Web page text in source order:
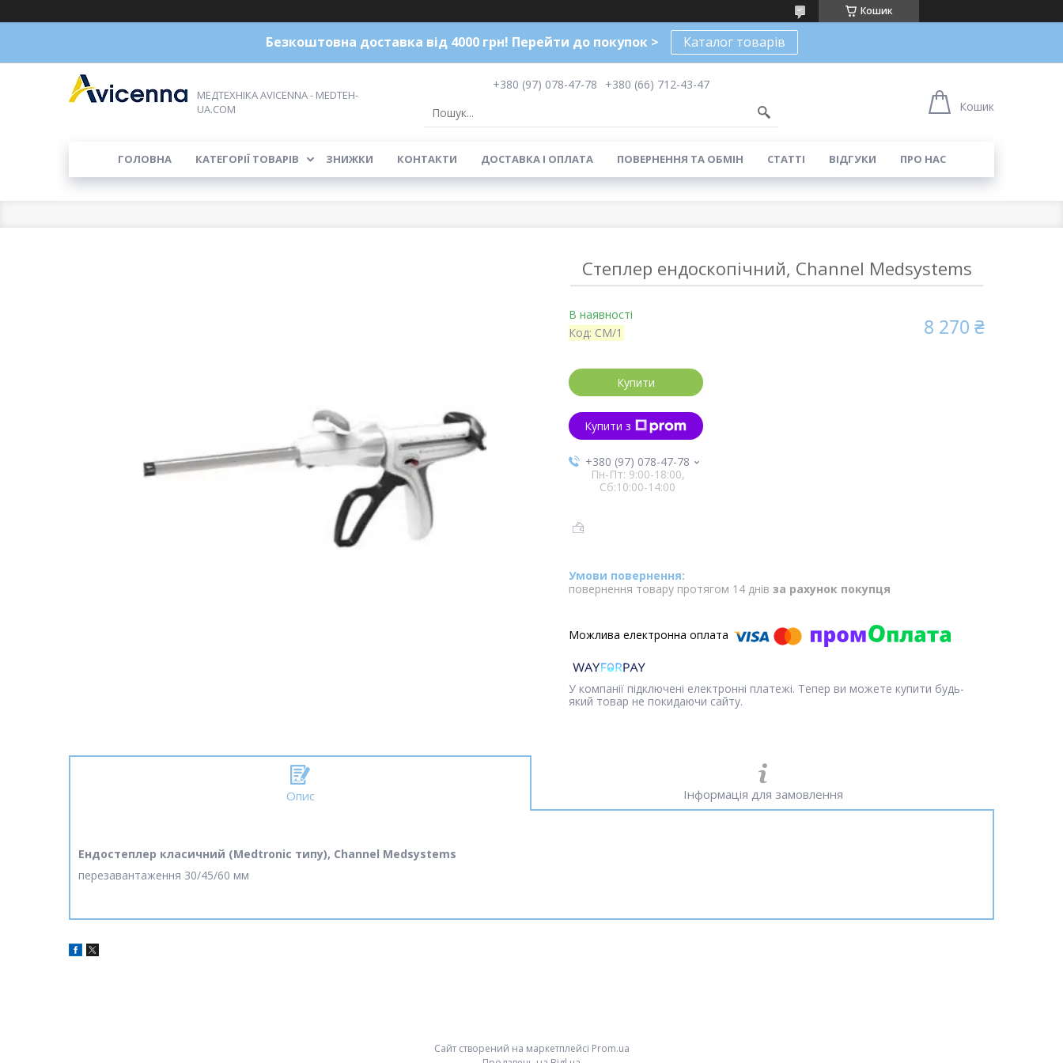
Кошик
Безкоштовна доставка від 4000 грн! Перейти до покупок > Каталог товарів
МЕДТЕХНІКА AVICENNA - MEDTEH-
UA.COM
+380 (97) 078-47-78
+380 (66) 712-43-47
Кошик
ГОЛОВНА КАТЕГОРІЇ ТОВАРІВ ЗНИЖКИ КОНТАКТИ ДОСТАВКА І ОПЛАТА ПОВЕРНЕННЯ ТА ОБМІН СТАТТІ ВІДГУКИ ПРО НАС
Степлер ендоскопічний, Channel Medsystems
В наявності
Код: CM/1 8 270 ₴
Купити
Купити з
+380 (97) 078-47-78
Пн-Пт: 9:00-18:00,
Сб:10:00-14:00
повернення товару протягом 14 днів за рахунок покупця
У компанії підключені електронні платежі. Тепер ви можете купити будь-
який товар не покидаючи сайту.
Опис Інформація для замовлення
Ендостеплер класичний (Medtronic типу), Channel Medsystems
перезавантаження 30/45/60 мм
Сайт створений на маркетплейсі Prom.ua